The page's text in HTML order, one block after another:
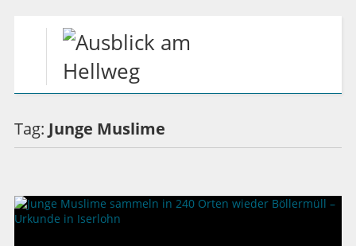
Tag: Junge Muslime